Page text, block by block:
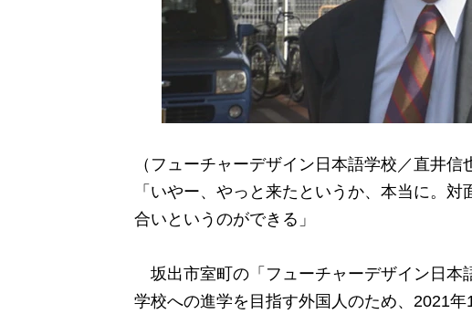
（フューチャーデザイン日本語学校／直井信
「いやー、やっと来たというか、本当に。
合いというのができる」
坂出市室町の「フューチャーデザイン日本
学校への進学を目指す外国人のため、2021年